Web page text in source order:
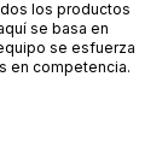
los productos
se basa en
se esfuerza
en competencia.